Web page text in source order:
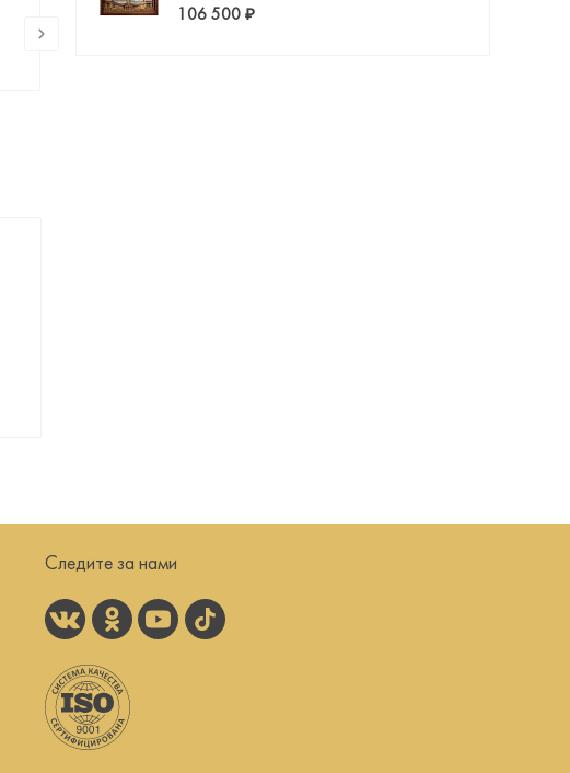
Напольные часы "Тайная вечеря"
106 500 ₽
Следите за нами